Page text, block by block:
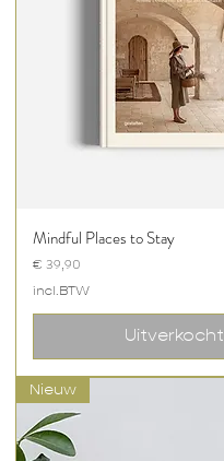
Mindful Places to Stay
Prijs
€ 39,90
incl.BTW
Uitverkocht
Nieuw